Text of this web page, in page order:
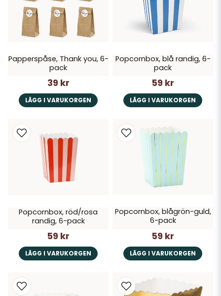
Papperspåse, Thank you, 6-
pack
39 kr
LÄGG I VARUKORGEN
Popcornbox, blå randig, 6-
pack
59 kr
LÄGG I VARUKORGEN
Popcornbox, röd/rosa
randig, 6-pack
59 kr
LÄGG I VARUKORGEN
Popcornbox, blågrön-guld,
6-pack
59 kr
LÄGG I VARUKORGEN